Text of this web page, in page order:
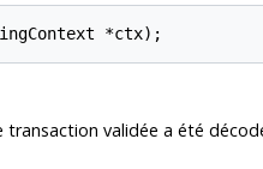
*ctx);
validée a été